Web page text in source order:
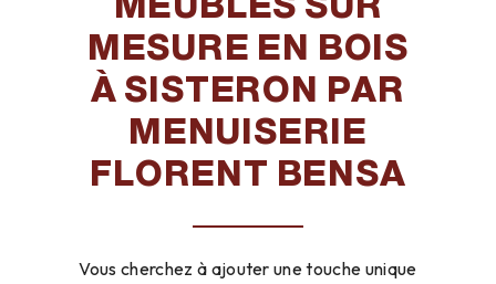
MESURE EN BOIS
À SISTERON PAR
MENUISERIE
FLORENT BENSA
Vous cherchez à ajouter une touche unique